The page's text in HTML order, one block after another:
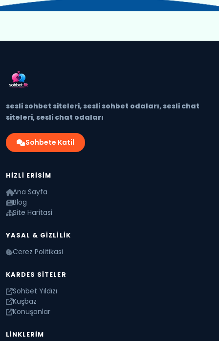
sesli sohbet siteleri, sesli sohbet odaları, sesli chat
siteleri, sesli chat odaları
Sohbete Katil
HIZLI ERISIM
Ana Sayfa
Blog
Site Haritasi
YASAL & GIZLILIK
Cerez Politikasi
KARDES SITELER
Sohbet Yıldızı
Kuşbaz
Konuşanlar
LINKLERIM